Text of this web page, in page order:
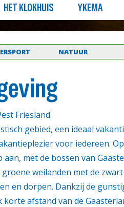
HET KLOKHUIS YKEMA
NATUUR
Friesland
gebied, een ideaal
voor iedereen.
met de bossen van
weilanden met de
en dorpen. Dankzij de
afstand van de